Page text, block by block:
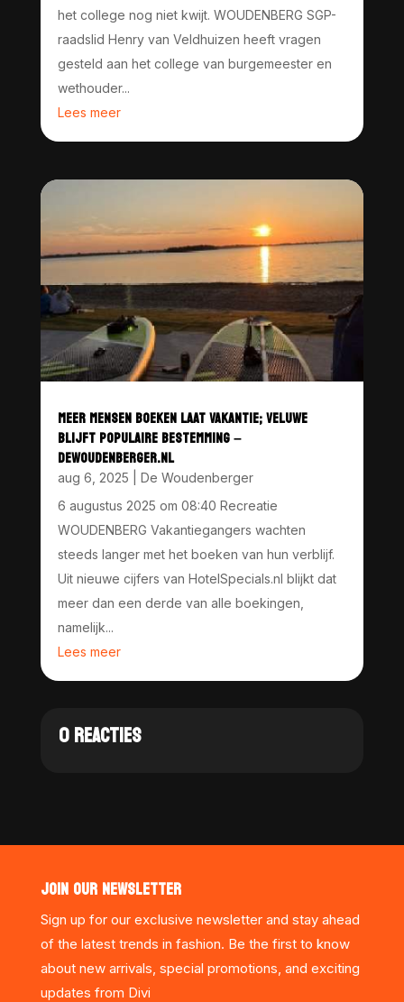
het college nog niet kwijt. WOUDENBERG SGP-
raadslid Henry van Veldhuizen heeft vragen
gesteld aan het college van burgemeester en
wethouder...
Lees meer
MEER MENSEN BOEKEN LAAT VAKANTIE; VELUWE
BLIJFT POPULAIRE BESTEMMING –
DEWOUDENBERGER.NL
aug 6, 2025
De Woudenberger
6 augustus 2025 om 08:40 Recreatie
WOUDENBERG Vakantiegangers wachten
steeds langer met het boeken van hun verblijf.
Uit nieuwe cijfers van HotelSpecials.nl blijkt dat
meer dan een derde van alle boekingen,
namelijk...
Lees meer
0 REACTIES
JOIN OUR NEWSLETTER
Sign up for our exclusive newsletter and stay ahead
of the latest trends in fashion. Be the first to know
about new arrivals, special promotions, and exciting
updates from Divi